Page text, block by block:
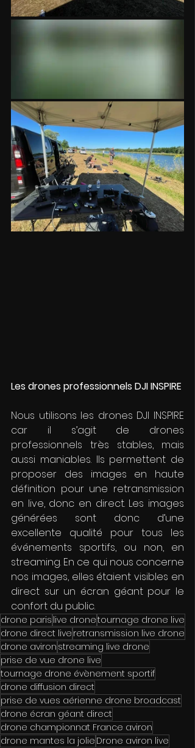
Les drones professionnels DJI INSPIRE
Nous utilisons les drones DJI INSPIRE
car il s’agit de drones
professionnels très stables, mais
aussi maniables. Ils permettent de
proposer des images en haute
définition pour une retransmission
en live, donc en direct. Les images
générées sont donc d’une
excellente qualité pour tous les
événements sportifs, ou non, en
streaming. En ce qui nous concerne
nos images, elles étaient visibles en
direct sur un écran géant pour le
confort du public.
drone paris live dronetournage drone live
drone direct live retransmission live drone
drone aviron streaming live drone
prise de vue drone live
tournage drone évènement sportif
drone diffusion direct
prise de vues aérienne drone broadcast
drone écran géant direct
drone championnat France aviron
drone mantes la jolie Drone aviron live